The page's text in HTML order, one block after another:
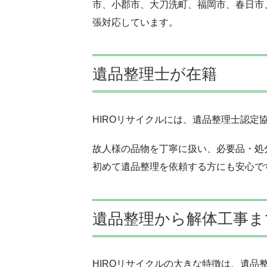
市、小郡市、大刀洗町、福岡市、春日
張対応しています。
遺品整理士が在籍
HIROリサイクルには、遺品整理士認定
故人様の品物を丁寧に扱い、必要品・
初めて遺品整理を依頼する方にも安心で
遺品整理から解体工事
HIROリサイクルの大きな特徴は、遺品